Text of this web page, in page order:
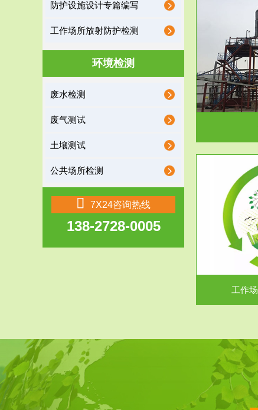
防护设施设计专篇编写
工作场所放射防护检测
环境检测
废水检测
废气测试
土壤测试
公共场所检测
7X24咨询热线
138-2728-0005
服务范围
危险废物处理
危险废物解释：根据《中华人民共和国固体废物
污染防治法》的规定，危...
蔚蓝生态环
服务范围
工作场所职业危害现状评价
工作
废水污水检